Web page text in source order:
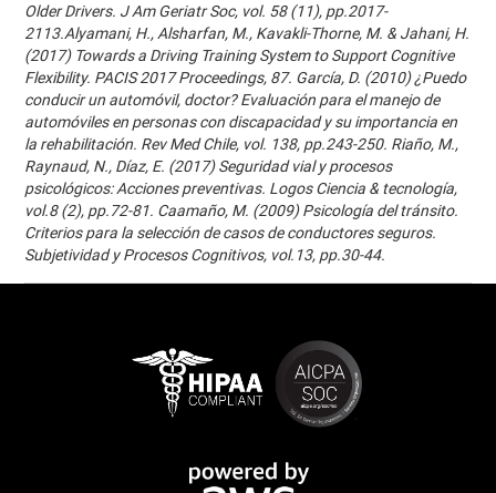
Older Drivers. J Am Geriatr Soc, vol. 58 (11), pp.2017-
2113.Alyamani, H., Alsharfan, M., Kavakli-Thorne, M. & Jahani, H.
(2017) Towards a Driving Training System to Support Cognitive
Flexibility. PACIS 2017 Proceedings, 87. García, D. (2010) ¿Puedo
conducir un automóvil, doctor? Evaluación para el manejo de
automóviles en personas con discapacidad y su importancia en
la rehabilitación. Rev Med Chile, vol. 138, pp.243-250. Riaño, M.,
Raynaud, N., Díaz, E. (2017) Seguridad vial y procesos
psicológicos: Acciones preventivas. Logos Ciencia & tecnología,
vol.8 (2), pp.72-81. Caamaño, M. (2009) Psicología del tránsito.
Criterios para la selección de casos de conductores seguros.
Subjetividad y Procesos Cognitivos, vol.13, pp.30-44.